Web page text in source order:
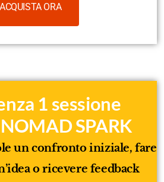
ACQUISTA ORA
1 sessione
SPARK
un confronto iniziale, fare
o ricevere feedback